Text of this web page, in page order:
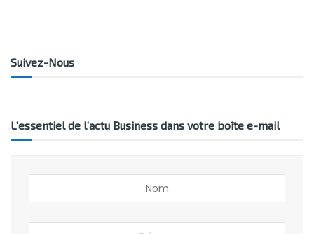
Suivez-Nous
L’essentiel de l’actu Business dans votre boîte e-mail